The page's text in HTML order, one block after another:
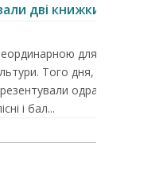
дві книжки
для
Того дня, у
одразу
і бал...